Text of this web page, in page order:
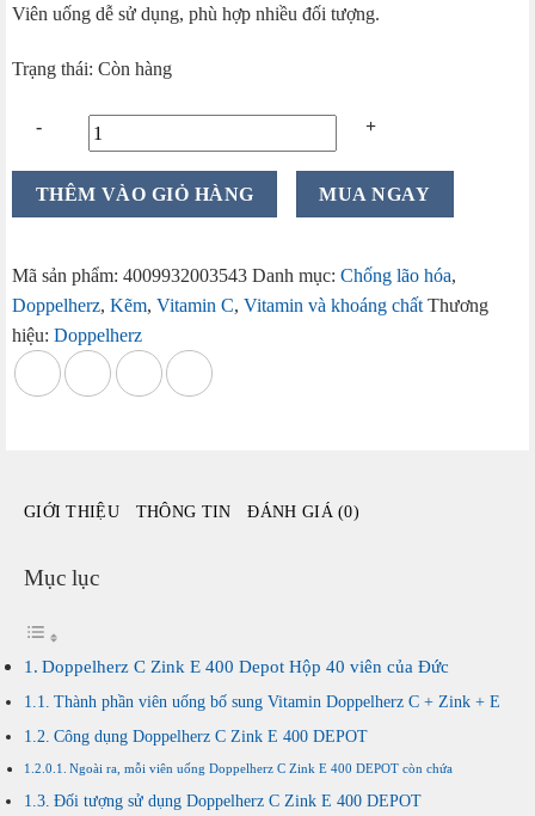
Viên uống dễ sử dụng, phù hợp nhiều đối tượng.
Trạng thái: Còn hàng
Vitamin
Zink
Depot
hộp
số
THÊM VÀO GIỎ HÀNG MUA NGAY
Mã sản phẩm: 4009932003543 Danh mục: Chống lão hóa,
Doppelherz, Kẽm, Vitamin C, Vitamin và khoáng chất Thương
hiệu: Doppelherz
GIỚI THIỆU THÔNG TIN ĐÁNH GIÁ (0)
Mục lục
Doppelherz C Zink E 400 Depot Hộp 40 viên của Đức
Thành phần viên uống bố sung Vitamin Doppelherz C + Zink + E
Công dụng Doppelherz C Zink E 400 DEPOT
Ngoài ra, mỗi viên uống Doppelherz C Zink E 400 DEPOT còn chứa
Đối tượng sử dụng Doppelherz C Zink E 400 DEPOT